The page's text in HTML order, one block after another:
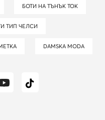
БОТИ НА ТЪНЪК ТОК
ТИП ЧЕЛСИ
DAMSKA MODA